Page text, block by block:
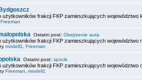
użytkowników frakcji FKP zamieszkujących województwo
Freeman
Ostatni post: Obejrzenie auta
użytkowników frakcji FKP zamieszkujących województwo
modell1 Freeman
Ostatni post: spocik
użytkowników frakcji FKP zamieszkujących województwo
Freeman modell1